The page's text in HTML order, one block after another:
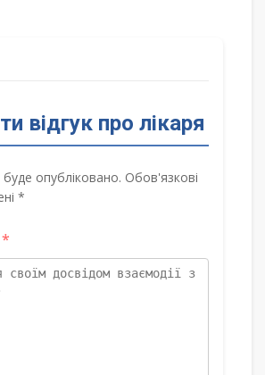
відгук про лікаря
опубліковано. Обов'язкові
*
*